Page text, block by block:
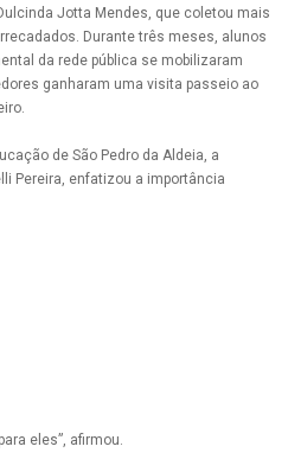
Jotta Mendes, que coletou mais
Durante três meses, alunos
da rede pública se mobilizaram
ganharam uma visita passeio ao
de São Pedro da Aldeia, a
Pereira, enfatizou a importância
eles”, afirmou.